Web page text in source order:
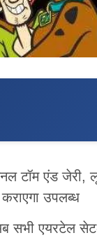
टॉम एंड जेरी,
उपलब्ध
सभी एयरटेल